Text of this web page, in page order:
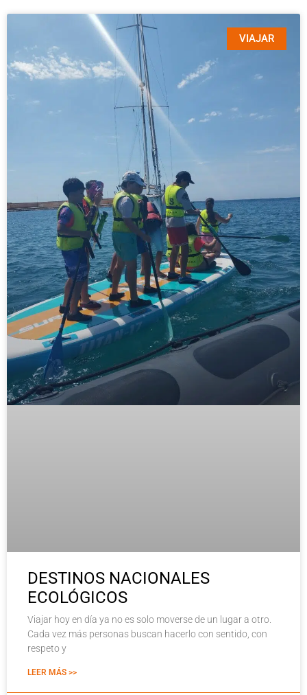
VIAJAR
DESTINOS NACIONALES
ECOLÓGICOS
Viajar hoy en día ya no es solo moverse de un lugar a otro.
Cada vez más personas buscan hacerlo con sentido, con
respeto y
LEER MÁS >>